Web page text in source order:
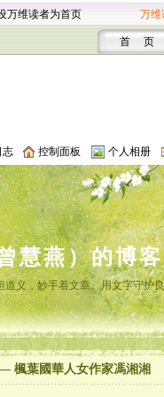
万维读者为首页 万维
首 页
志 控制面板 个人相册
慧燕）的博客
义，妙手着文章。用文字守护
楓葉國華人女作家馮湘湘